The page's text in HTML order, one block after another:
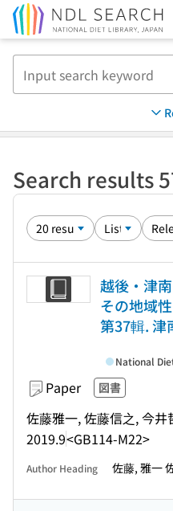
Search results
越後・津
その地域
第37輯. 津
Paper 図書
佐藤雅一, 佐藤信之, 今井
2019.9<GB114-M22>
National
Author Heading 佐藤, 雅一